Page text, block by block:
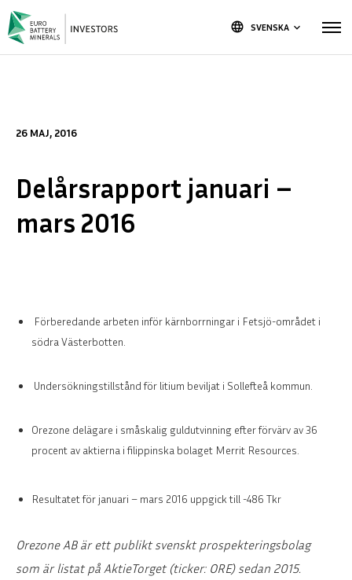
language SVENSKA keyboard_arrow_down
26 MAJ, 2016
Delårsrapport januari –
mars 2016
Förberedande arbeten inför kärnborrningar i Fetsjö-området i
södra Västerbotten.
Undersökningstillstånd för litium beviljat i Sollefteå kommun.
Orezone delägare i småskalig guldutvinning efter förvärv av 36
procent av aktierna i filippinska bolaget Merrit Resources.
Resultatet för januari – mars 2016 uppgick till -486 Tkr
Orezone AB är ett publikt svenskt prospekteringsbolag
som är listat på AktieTorget (ticker: ORE) sedan 2015.